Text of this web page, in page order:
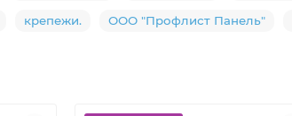
крепежи. ООО "Профлист Панель"